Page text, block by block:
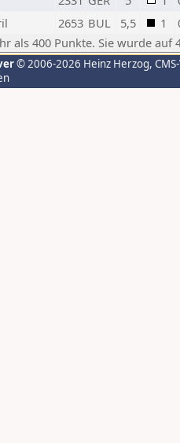
2653 BUL 5,5 1
als 400 Punkte. Sie wurde auf
© 2006-2026 Heinz Herzog,